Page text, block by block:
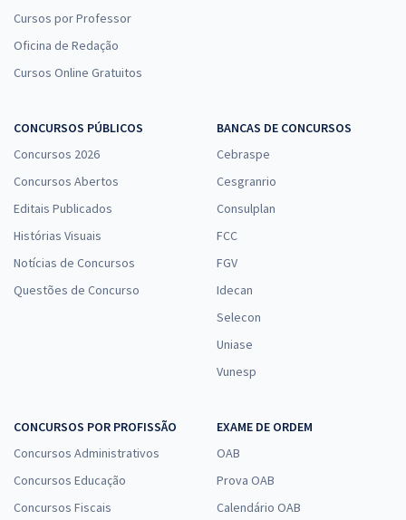
Cursos por Professor
Oficina de Redação
Cursos Online Gratuitos
CONCURSOS PÚBLICOS
Concursos 2026
Concursos Abertos
Editais Publicados
Histórias Visuais
Notícias de Concursos
Questões de Concurso
BANCAS DE CONCURSOS
Cebraspe
Cesgranrio
Consulplan
FCC
FGV
Idecan
Selecon
Uniase
Vunesp
CONCURSOS POR PROFISSÃO
Concursos Administrativos
Concursos Educação
Concursos Fiscais
EXAME DE ORDEM
OAB
Prova OAB
Calendário OAB